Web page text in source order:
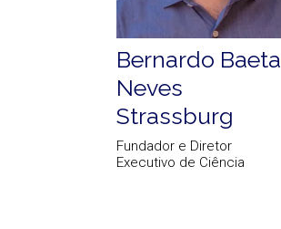
Bernardo Baeta
Neves
Strassburg
Fundador e Diretor
Executivo de Ciência